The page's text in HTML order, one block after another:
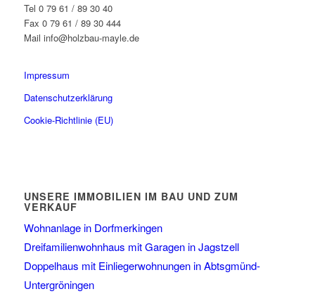
Tel 0 79 61 / 89 30 40
Fax 0 79 61 / 89 30 444
Mail info@holzbau-mayle.de
Impressum
Datenschutzerklärung
Cookie-Richtlinie (EU)
UNSERE IMMOBILIEN IM BAU UND ZUM
VERKAUF
Wohnanlage in Dorfmerkingen
Dreifamilienwohnhaus mit Garagen in Jagstzell
Doppelhaus mit Einliegerwohnungen in Abtsgmünd-
Untergröningen